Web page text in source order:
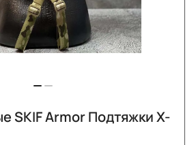
SKIF Armor Подтяжки X-